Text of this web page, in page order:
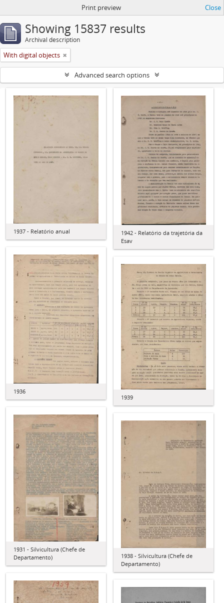
Print preview Close
Showing 15837 results
Archival description
With digital objects
Advanced search options
1937 - Relatório anual
1942 - Relatório da trajetória da
Esav
1936
1939
1931 - Silvicultura (Chefe de
Departamento)
1938 - Silvicultura (Chefe de
Departamento)